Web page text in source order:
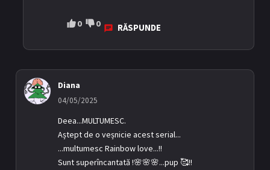
0 0 RĂSPUNDE
Diana
04/05/2025
Deea...MULTUMESC.
Aștept de o veșnicie acest serial...
...multumesc Rainbow love...!!
Sunt superîncantată !🌸🌸🌸...pup 🥰!!